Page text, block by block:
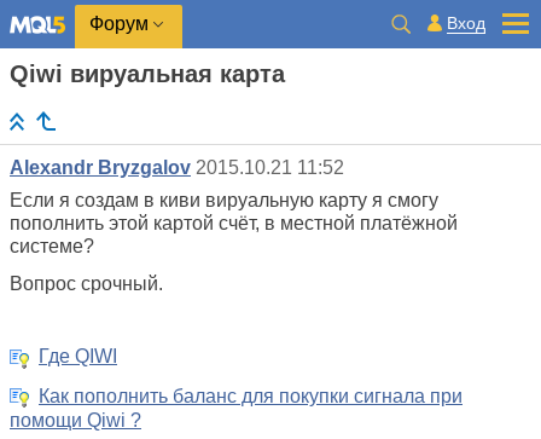
Форум Вход
Qiwi вируальная карта
Alexandr Bryzgalov 2015.10.21 11:52
Если я создам в киви вируальную карту я смогу
пополнить этой картой счёт, в местной платёжной
системе?
Вопрос срочный.
Где QIWI
Как пополнить баланс для покупки сигнала при
помощи Qiwi ?